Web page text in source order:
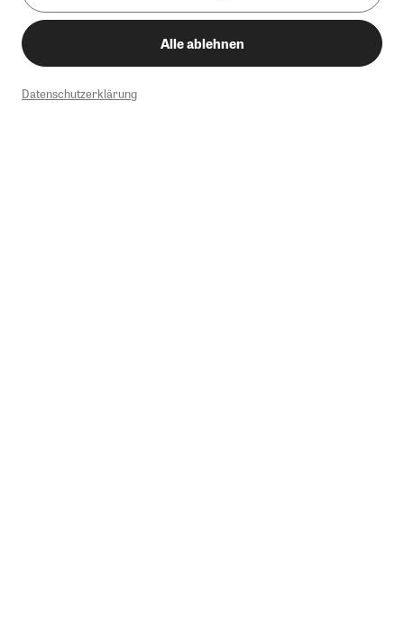
Alle ablehnen
Datenschutzerklärung